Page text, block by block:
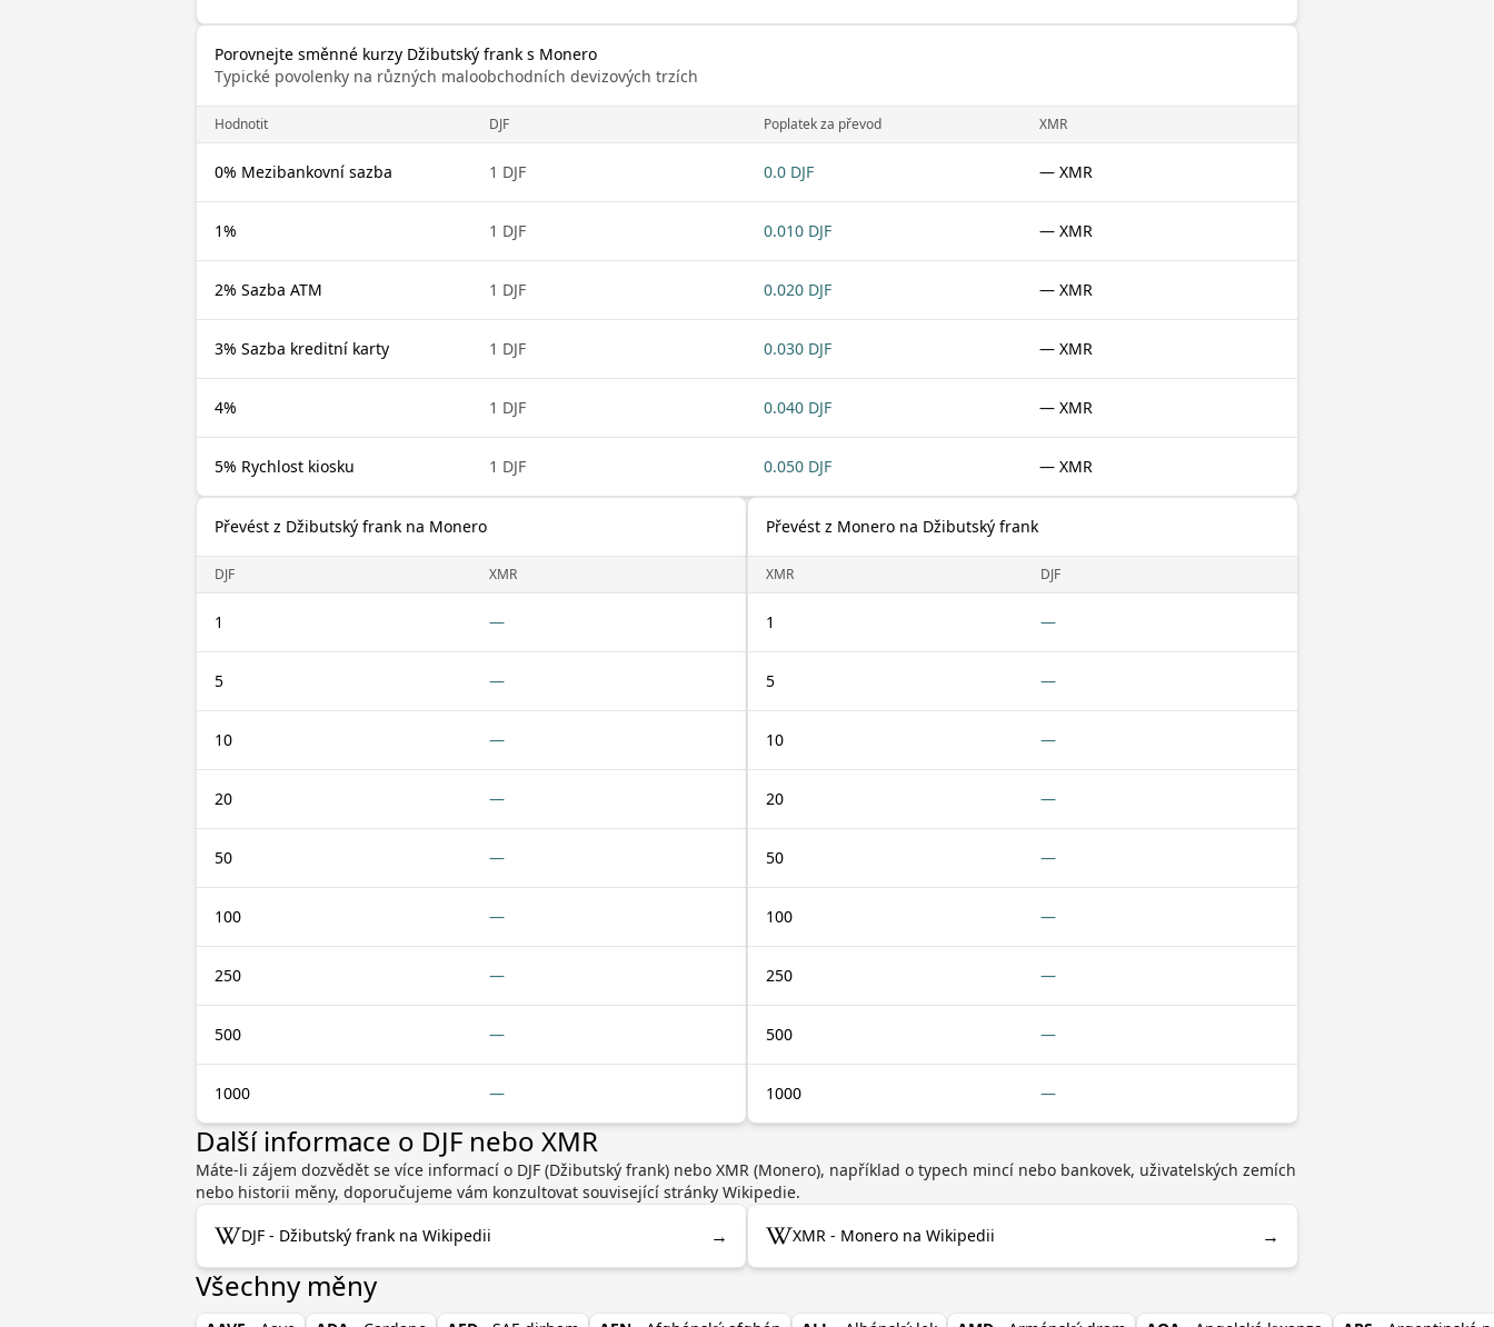
Porovnejte směnné kurzy Džibutský frank s Monero
Typické povolenky na různých maloobchodních devizových trzích
Hodnotit DJF Poplatek za převod XMR
0% Mezibankovní sazba 1 DJF 0.0 DJF — XMR
1% 1 DJF 0.010 DJF — XMR
2% Sazba ATM 1 DJF 0.020 DJF — XMR
3% Sazba kreditní karty 1 DJF 0.030 DJF — XMR
4% 1 DJF 0.040 DJF — XMR
5% Rychlost kiosku 1 DJF 0.050 DJF — XMR
Převést z Džibutský frank na Monero
DJF XMR
1 —
5 —
10 —
20 —
50 —
100 —
250 —
500 —
1000 —
Převést z Monero na Džibutský frank
XMR DJF
1 —
5 —
10 —
20 —
50 —
100 —
250 —
500 —
1000 —
Další informace o DJF nebo XMR
Máte-li zájem dozvědět se více informací o DJF (Džibutský frank) nebo XMR (Monero), například o typech mincí nebo bankovek, uživatelských zemích
nebo historii měny, doporučujeme vám konzultovat související stránky Wikipedie.
DJF - Džibutský frank na Wikipedii → XMR - Monero na Wikipedii →
Všechny měny